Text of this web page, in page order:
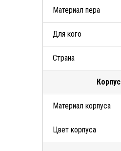
Перьевая ручка
Материал пера
Золото
Для кого
Унисекс
Страна
Корпус
Материал корпуса
Серебро
Цвет корпуса